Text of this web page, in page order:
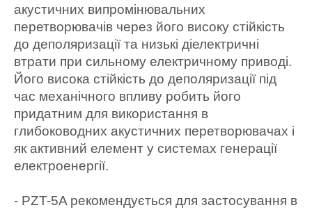
акустичних випромінювальних
перетворювачів через його високу стійкість
до деполяризації та низькі діелектричні
втрати при сильному електричному приводі.
Його висока стійкість до деполяризації під
час механічного впливу робить його
придатним для використання в
глибоководних акустичних перетворювачах і
як активний елемент у системах генерації
електроенергії.
- PZT-5A рекомендується для застосування в